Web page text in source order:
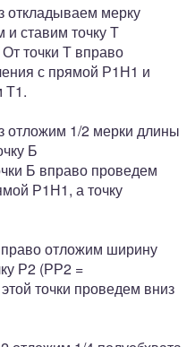
откладываем мерку
ставим точку Т
точки Т вправо
с прямой Р1Н1 и
Т1.
отложим 1/2 мерки длины
Б
Б вправо проведем
Р1Н1, а точку
отложим ширину
Р2 (РР2 =
точки проведем вниз